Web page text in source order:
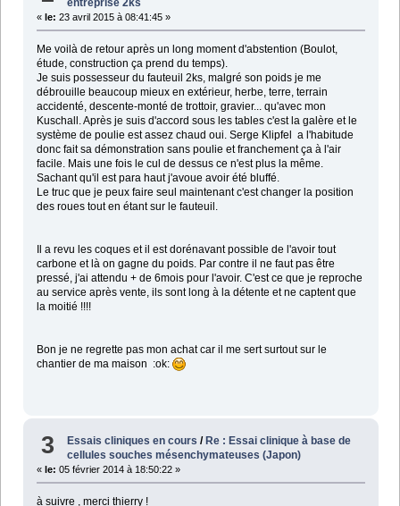
entreprise 2ks
« le: 23 avril 2015 à 08:41:45 »
Me voilà de retour après un long moment d'abstention (Boulot,
étude, construction ça prend du temps).
Je suis possesseur du fauteuil 2ks, malgré son poids je me
débrouille beaucoup mieux en extérieur, herbe, terre, terrain
accidenté, descente-monté de trottoir, gravier... qu'avec mon
Kuschall. Après je suis d'accord sous les tables c'est la galère et le
système de poulie est assez chaud oui. Serge Klipfel a l'habitude
donc fait sa démonstration sans poulie et franchement ça à l'air
facile. Mais une fois le cul de dessus ce n'est plus la même.
Sachant qu'il est para haut j'avoue avoir été bluffé.
Le truc que je peux faire seul maintenant c'est changer la position
des roues tout en étant sur le fauteuil.
Il a revu les coques et il est dorénavant possible de l'avoir tout
carbone et là on gagne du poids. Par contre il ne faut pas être
pressé, j'ai attendu + de 6mois pour l'avoir. C'est ce que je reproche
au service après vente, ils sont long à la détente et ne captent que
la moitié !!!!
Bon je ne regrette pas mon achat car il me sert surtout sur le
chantier de ma maison :ok:
3 Essais cliniques en cours /Re : Essai clinique à base de
cellules souches mésenchymateuses (Japon)
« le: 05 février 2014 à 18:50:22 »
à suivre , merci thierry !